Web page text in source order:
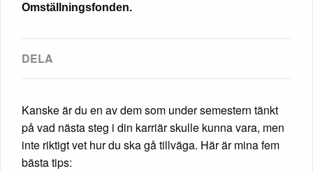
Omställningsfonden.
Kanske är du en av dem som under semestern tänkt
på vad nästa steg i din karriär skulle kunna vara, men
inte riktigt vet hur du ska gå tillväga. Här är mina fem
bästa tips: